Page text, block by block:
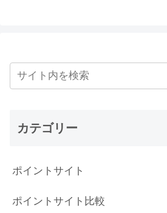
カテゴリー
ポイントサイト
ポイントサイト比較